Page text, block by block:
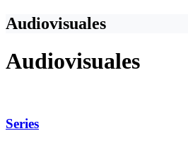
Audiovisuales
Audiovisuales
Series